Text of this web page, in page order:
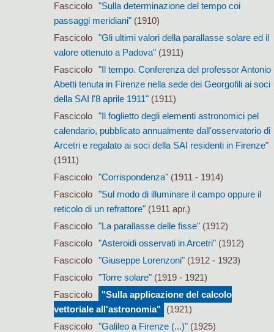
Fascicolo
"Sulla determinazione del tempo coi
passaggi meridiani"(1910)
Fascicolo
"Gli ultimi valori della parallasse solare ed il
valore ottenuto a Padova"(1911)
Fascicolo
"Il tempo. Conferenza del professor Antonio
Abetti tenuta in Firenze nella sede dei Georgofili ai soci
della SAI l'8 aprile 1911"(1911)
Fascicolo
"Il foglietto degli elementi astronomici pel
calendario, pubblicato annualmente dall'osservatorio di
Arcetri e regalato ai soci della SAI residenti in Firenze"
(1911)
Fascicolo
"Corrispondenza"(1911 - 1914)
Fascicolo
"Sul modo di illuminare il campo oppure il
reticolo di un refrattore"(1911 apr.)
Fascicolo
"La parallasse delle fisse"(1912)
Fascicolo
"Asteroidi osservati in Arcetri"(1912)
Fascicolo
"Giuseppe Lorenzoni"(1912 - 1923)
Fascicolo
"Torre solare"(1919 - 1921)
Fascicolo
"Sulla applicazione del calcolo
vettoriale all'astronomia"
(1921)
Fascicolo
"Galileo a Firenze (...)"(1925)